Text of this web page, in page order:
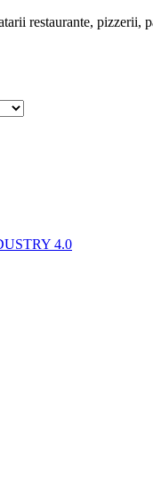
restaurante, pizzerii,
4.0